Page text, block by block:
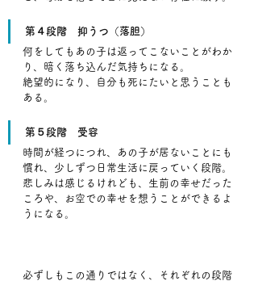
第４段階　抑うつ（落胆）
何をしてもあの子は返ってこないことがわか
り、暗く落ち込んだ気持ちになる。
絶望的になり、自分も死にたいと思うことも
ある。
第５段階　受容
時間が経つにつれ、あの子が居ないことにも
慣れ、少しずつ日常生活に戻っていく段階。
悲しみは感じるけれども、生前の幸せだった
ころや、お空での幸せを想うことができるよ
うになる。
必ずしもこの通りではなく、それぞれの段階